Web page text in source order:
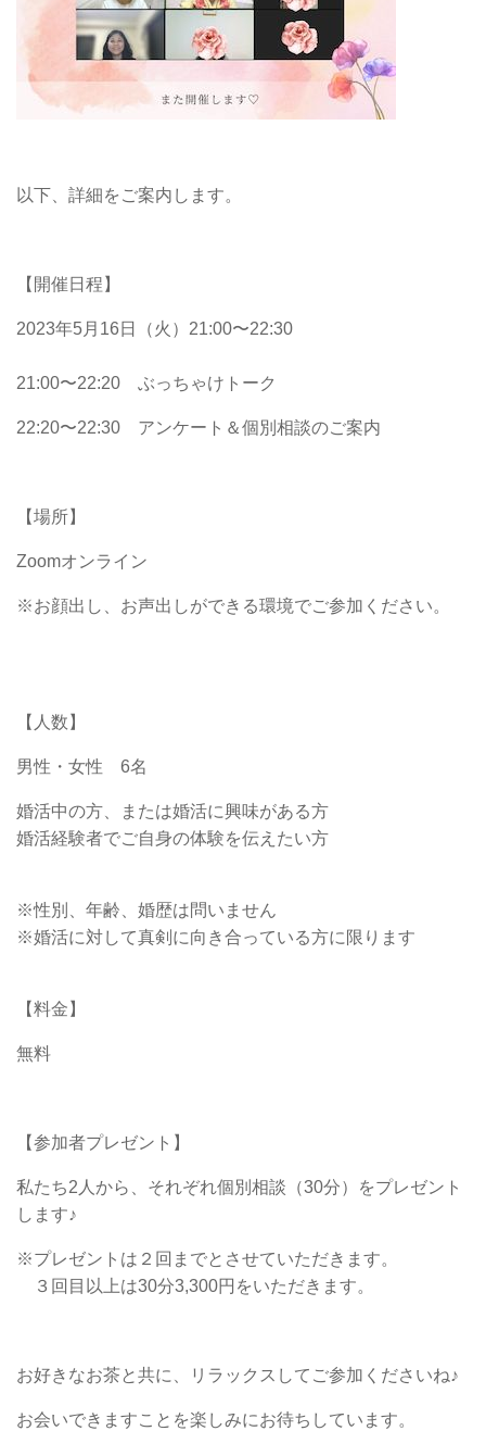
以下、詳細をご案内します。
【開催日程】
2023年5月16日（火）21:00〜22:30
21:00〜22:20 ぶっちゃけトーク
22:20〜22:30 アンケート＆個別相談のご案内
【場所】
Zoomオンライン
※お顔出し、お声出しができる環境でご参加ください。
【人数】
男性・女性 6名
婚活中の方、または婚活に興味がある方
婚活経験者でご自身の体験を伝えたい方
※性別、年齢、婚歴は問いません
※婚活に対して真剣に向き合っている方に限ります
【料金】
無料
【参加者プレゼント】
私たち2人から、それぞれ個別相談（30分）をプレゼント
します♪
※プレゼントは２回までとさせていただきます。
３回目以上は30分3,300円をいただきます。
お好きなお茶と共に、リラックスしてご参加くださいね♪
お会いできますことを楽しみにお待ちしています。